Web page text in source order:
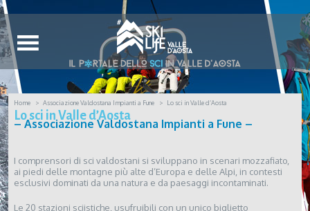
Home Associazione Valdostana Impianti a Fune Lo sci in Valle d’Aosta
Lo sci in Valle d’Aosta
– Associazione Valdostana Impianti a Fune –
I comprensori di sci valdostani si sviluppano in scenari mozzafiato,
ai piedi delle montagne più alte d’Europa e delle Alpi, in contesti
esclusivi dominati da una natura e da paesaggi incontaminati.
Le 20 stazioni sciistiche, usufruibili con un unico biglietto